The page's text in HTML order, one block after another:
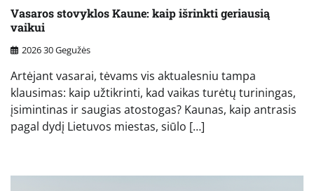
Vasaros stovyklos Kaune: kaip išrinkti geriausią
vaikui
2026 30 Gegužės
Artėjant vasarai, tėvams vis aktualesniu tampa
klausimas: kaip užtikrinti, kad vaikas turėtų turiningas,
įsimintinas ir saugias atostogas? Kaunas, kaip antrasis
pagal dydį Lietuvos miestas, siūlo […]